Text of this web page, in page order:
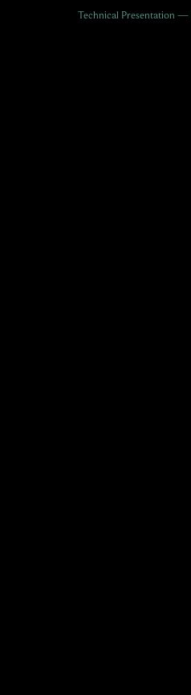
Technical Presentation —